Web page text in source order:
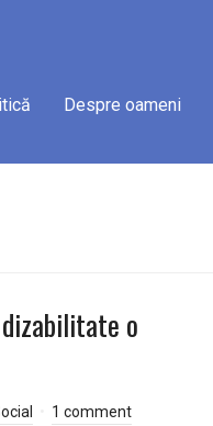
Despre oameni
o
1 comment